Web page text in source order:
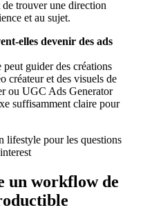
de trouver une direction
et au sujet.
elles devenir des ads
guider des créations
créateur et des visuels de
ou UGC Ads Generator
suffisamment claire pour
un workflow de